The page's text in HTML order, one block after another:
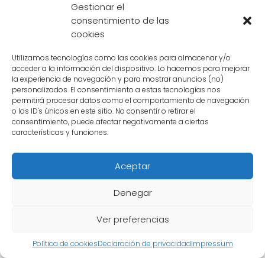
Gestionar el
consentimiento de las
cookies
Utilizamos tecnologías como las cookies para almacenar y/o
acceder a la información del dispositivo. Lo hacemos para mejorar
la experiencia de navegación y para mostrar anuncios (no)
personalizados. El consentimiento a estas tecnologías nos
permitirá procesar datos como el comportamiento de navegación
o los ID's únicos en este sitio. No consentir o retirar el
consentimiento, puede afectar negativamente a ciertas
características y funciones.
Aceptar
Denegar
Ver preferencias
Política de cookiesDeclaración de privacidadImpressum
Dragon Ball, uno de los villanos más
memorables es Cell, un ser bioandroide
exacta de Cell es un tema de debate entre
los fanáticos de la serie. Aunque no se
menciona explícitamente en el anime o el
manga, podemosinferir su edada través
de varias pistas y referencias.
células de varios guerreros poderosos, como
Goku, Vegeta, Piccolo y Freezer. Estas células
excepcionales, lo que lo convierte en un